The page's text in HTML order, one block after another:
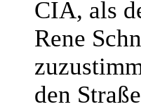
CIA, als
Rene
den